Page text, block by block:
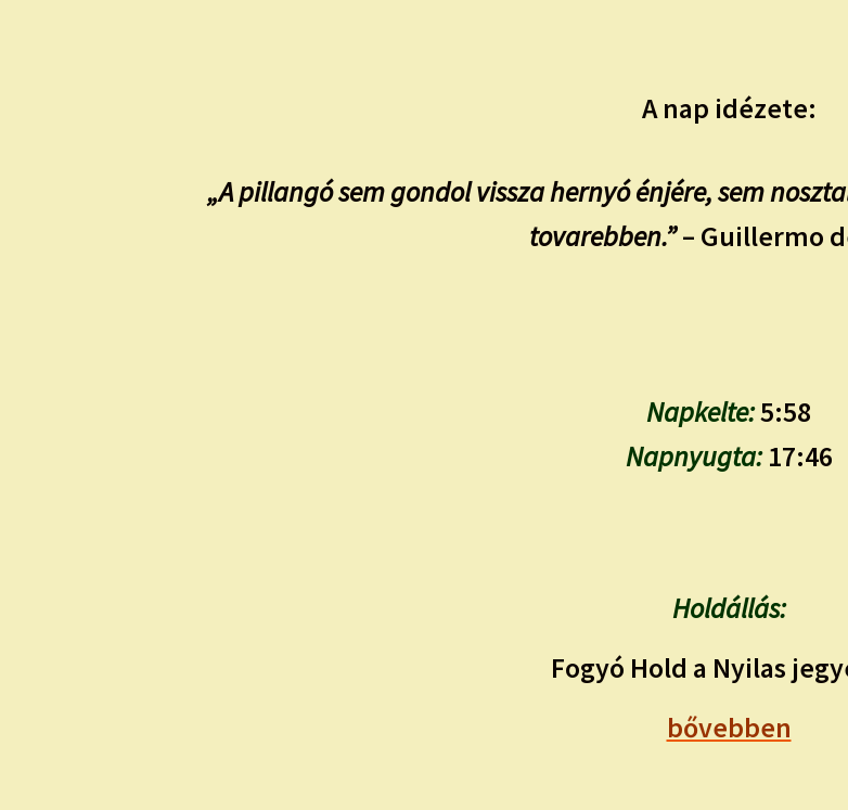
A nap idézete:
„A pillangó sem gondol vissza hernyó énjére, sem
tovarebben.”– Guillermo
Napkelte:5:58
Napnyugta:17:46
Holdállás:
Fogyó Hold a Nyilas
bővebben